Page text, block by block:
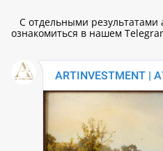
С отдельными результатами
ознакомиться в нашем